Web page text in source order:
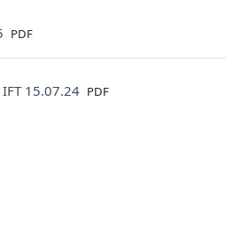
File
PDF
15.07.24 File
PDF